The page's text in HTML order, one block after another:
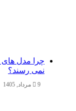
چرا مدل‌ های
نمی‌ رسند؟
9 مرداد, 1405